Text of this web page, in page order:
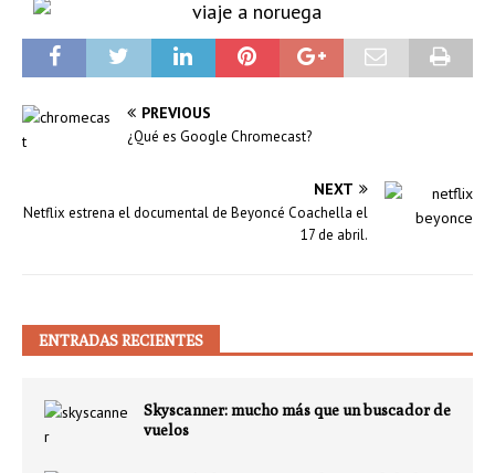
PREVIOUS
¿Qué es Google Chromecast?
NEXT
Netflix estrena el documental de Beyoncé Coachella el
17 de abril.
ENTRADAS RECIENTES
Skyscanner: mucho más que un buscador de
vuelos